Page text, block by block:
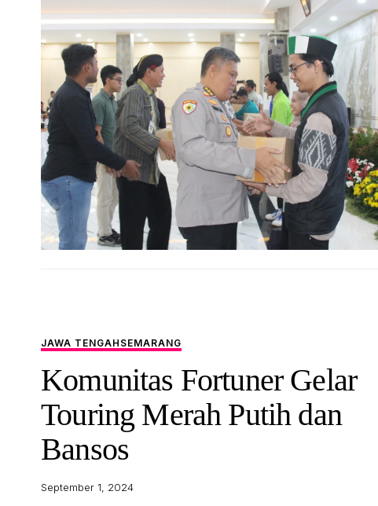
JAWA TENGAH SEMARANG
Komunitas Fortuner Gelar
Touring Merah Putih dan
Bansos
September 1, 2024